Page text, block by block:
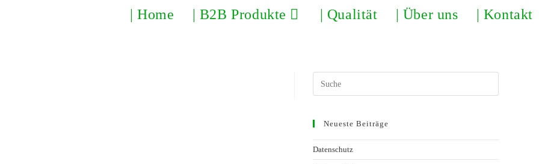
| Home | B2B Produkte | Qualität | Über uns | Kontakt
Neueste Beiträge
Datenschutz